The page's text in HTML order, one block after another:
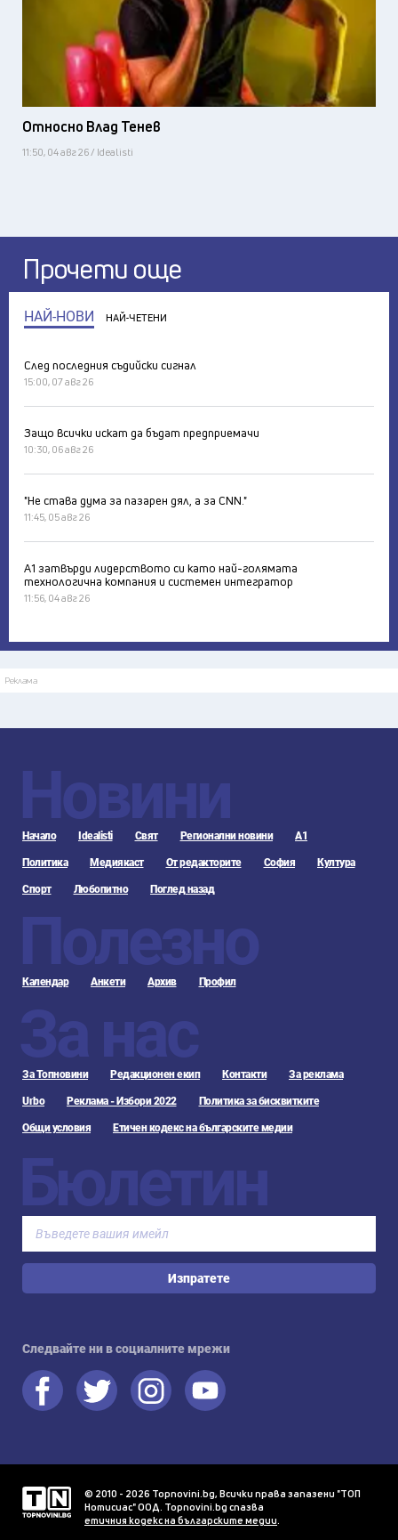
Относно Влад Тенев
11:50, 04 авг 26 / Idealisti
Прочети още
НАЙ-НОВИ НАЙ-ЧЕТЕНИ
След последния съдийски сигнал
15:00, 07 авг 26
Защо всички искат да бъдат предприемачи
10:30, 06 авг 26
"Не става дума за пазарен дял, а за CNN."
11:45, 05 авг 26
А1 затвърди лидерството си като най-голямата
технологична компания и системен интегратор
11:56, 04 авг 26
Реклама
Новини
Начало Idealisti Свят Регионални новини А1
Политика Медиякаст От редакторите София Култура
Спорт Любопитно Поглед назад
Полезно
Календар Анкети Архив Профил
За нас
За Топновини Редакционен екип Контакти За реклама
Urbo Реклама - Избори 2022 Политика за бисквитките
Общи условия Етичен кодекс на българските медии
Бюлетин
Изпратете
Следвайте ни в социалните мрежи
© 2010 - 2026 Topnovini.bg, Всички права запазени "ТОП
Нотисиас" ООД. Topnovini.bg спазва
етичния кодекс на българските медии.